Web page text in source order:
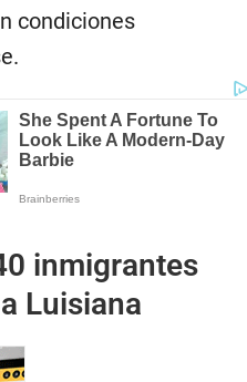
condiciones
inmigrantes
Luisiana